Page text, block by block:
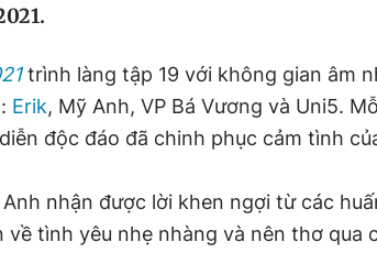
trình làng tập 19 với không gian âm
Erik, Mỹ Anh, VP Bá Vương và Uni5.
độc đáo đã chinh phục cảm tình
nhận được lời khen ngợi từ các
về tình yêu nhẹ nhàng và nên thơ qua